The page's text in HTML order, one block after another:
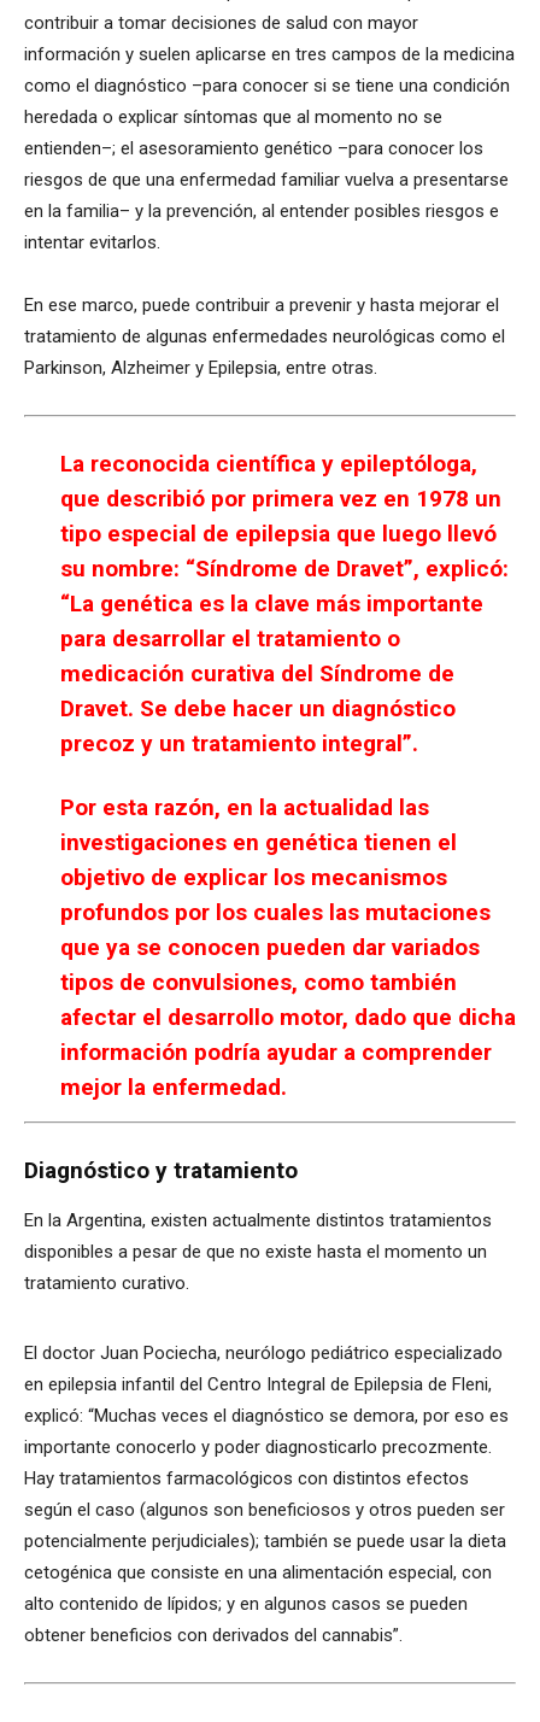
contribuir a tomar decisiones de salud con mayor
información y suelen aplicarse en tres campos de la medicina
como el diagnóstico –para conocer si se tiene una condición
heredada o explicar síntomas que al momento no se
entienden–; el asesoramiento genético –para conocer los
riesgos de que una enfermedad familiar vuelva a presentarse
en la familia– y la prevención, al entender posibles riesgos e
intentar evitarlos.
En ese marco, puede contribuir a prevenir y hasta mejorar el
tratamiento de algunas enfermedades neurológicas como el
Parkinson, Alzheimer y Epilepsia, entre otras.
La reconocida científica y epileptóloga,
que describió por primera vez en 1978 un
tipo especial de epilepsia que luego llevó
su nombre: “Síndrome de Dravet”, explicó:
“La genética es la clave más importante
para desarrollar el tratamiento o
medicación curativa del Síndrome de
Dravet. Se debe hacer un diagnóstico
precoz y un tratamiento integral”.
Por esta razón, en la actualidad las
investigaciones en genética tienen el
objetivo de explicar los mecanismos
profundos por los cuales las mutaciones
que ya se conocen pueden dar variados
tipos de convulsiones, como también
afectar el desarrollo motor, dado que dicha
información podría ayudar a comprender
mejor la enfermedad.
Diagnóstico y tratamiento
En la Argentina, existen actualmente distintos tratamientos
disponibles a pesar de que no existe hasta el momento un
tratamiento curativo.
El doctor Juan Pociecha, neurólogo pediátrico especializado
en epilepsia infantil del Centro Integral de Epilepsia de Fleni,
explicó: “Muchas veces el diagnóstico se demora, por eso es
importante conocerlo y poder diagnosticarlo precozmente.
Hay tratamientos farmacológicos con distintos efectos
según el caso (algunos son beneficiosos y otros pueden ser
potencialmente perjudiciales); también se puede usar la dieta
cetogénica que consiste en una alimentación especial, con
alto contenido de lípidos; y en algunos casos se pueden
obtener beneficios con derivados del cannabis”.